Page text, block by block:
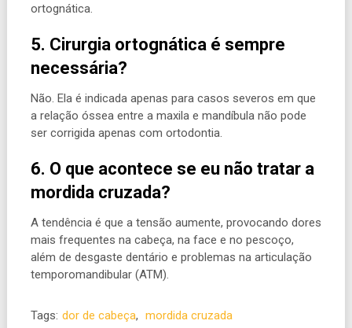
ortognática.
5. Cirurgia ortognática é sempre
necessária?
Não. Ela é indicada apenas para casos severos em que
a relação óssea entre a maxila e mandíbula não pode
ser corrigida apenas com ortodontia.
6. O que acontece se eu não tratar a
mordida cruzada?
A tendência é que a tensão aumente, provocando dores
mais frequentes na cabeça, na face e no pescoço,
além de desgaste dentário e problemas na articulação
temporomandibular (ATM).
Tags: dor de cabeça, mordida cruzada